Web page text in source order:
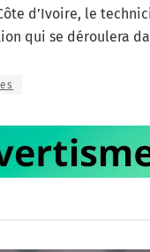
d’Ivoire, le
qui se déroulera